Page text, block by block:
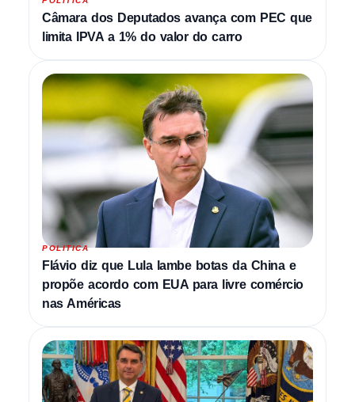
Câmara dos Deputados avança com PEC que
limita IPVA a 1% do valor do carro
POLITICA
Flávio diz que Lula lambe botas da China e
propõe acordo com EUA para livre comércio
nas Américas